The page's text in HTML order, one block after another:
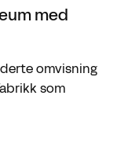
med
omvisning
som